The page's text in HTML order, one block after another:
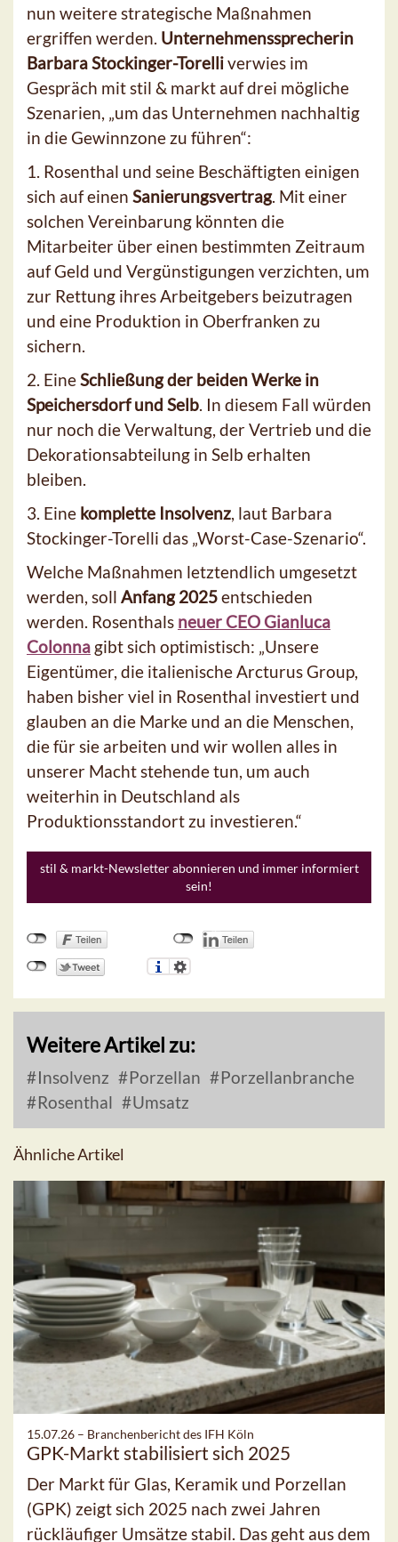
nun weitere strategische Maßnahmen
ergriffen werden. Unternehmenssprecherin
Barbara Stockinger-Torelliverwies im
Gespräch mit stil & markt auf drei mögliche
Szenarien, „um das Unternehmen nachhaltig
in die Gewinnzone zu führen“:
1. Rosenthal und seine Beschäftigten einigen
sich auf einen Sanierungsvertrag. Mit einer
solchen Vereinbarung könnten die
Mitarbeiter über einen bestimmten Zeitraum
auf Geld und Vergünstigungen verzichten, um
zur Rettung ihres Arbeitgebers beizutragen
und eine Produktion in Oberfranken zu
sichern.
2. EineSchließung der beiden Werke in
Speichersdorf und Selb. In diesem Fall würden
nur noch die Verwaltung, der Vertrieb und die
Dekorationsabteilung in Selb erhalten
bleiben.
3. Eine komplette Insolvenz, laut Barbara
Stockinger-Torelli das „Worst-Case-Szenario“.
Welche Maßnahmen letztendlich umgesetzt
werden, soll Anfang 2025entschieden
werden. Rosenthals neuer CEO Gianluca
Colonna gibt sich optimistisch: „Unsere
Eigentümer, die italienische Arcturus Group,
haben bisher viel in Rosenthal investiert und
glauben an die Marke und an die Menschen,
die für sie arbeiten und wir wollen alles in
unserer Macht stehende tun, um auch
weiterhin in Deutschland als
Produktionsstandort zu investieren.“
stil & markt-Newsletter abonnieren und immer informiert
sein!
Weitere Artikel zu:
Insolvenz Porzellan
Porzellanbranche
Rosenthal
Umsatz
Ähnliche Artikel
15.07.26 – Branchenbericht des IFH Köln
GPK-Markt stabilisiert sich 2025
Der Markt für Glas, Keramik und Porzellan
(GPK) zeigt sich 2025 nach zwei Jahren
rückläufiger Umsätze stabil. Das geht aus dem